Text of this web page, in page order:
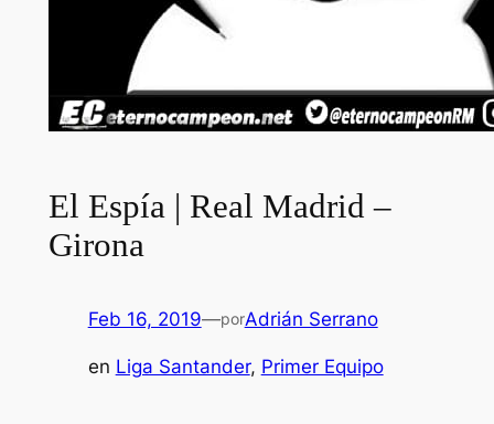
El Espía | Real Madrid –
Girona
Feb 16, 2019—porAdrián Serrano
en Liga Santander, Primer Equipo